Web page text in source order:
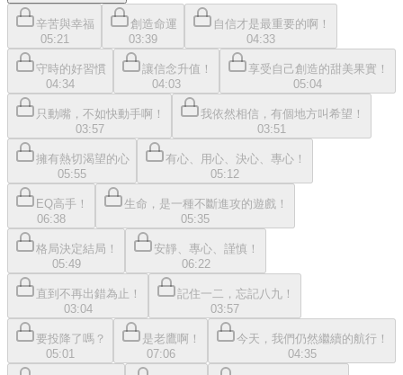
辛苦與幸福
05:21
創造命運
03:39
自信才是最重要的啊！
04:33
守時的好習慣
04:34
讓信念升值！
04:03
享受自己創造的甜美果實！
05:04
只動嘴，不如快動手啊！
03:57
我依然相信，有個地方叫希望！
03:51
擁有熱切渴望的心
05:55
有心、用心、決心、專心！
05:12
EQ高手！
06:38
生命，是一種不斷進攻的遊戲！
05:35
格局決定結局！
05:49
安靜、專心、謹慎！
06:22
直到不再出錯為止！
03:04
記住一二，忘記八九！
03:57
要投降了嗎？
05:01
是老鷹啊！
07:06
今天，我們仍然繼續的航行！
04:35